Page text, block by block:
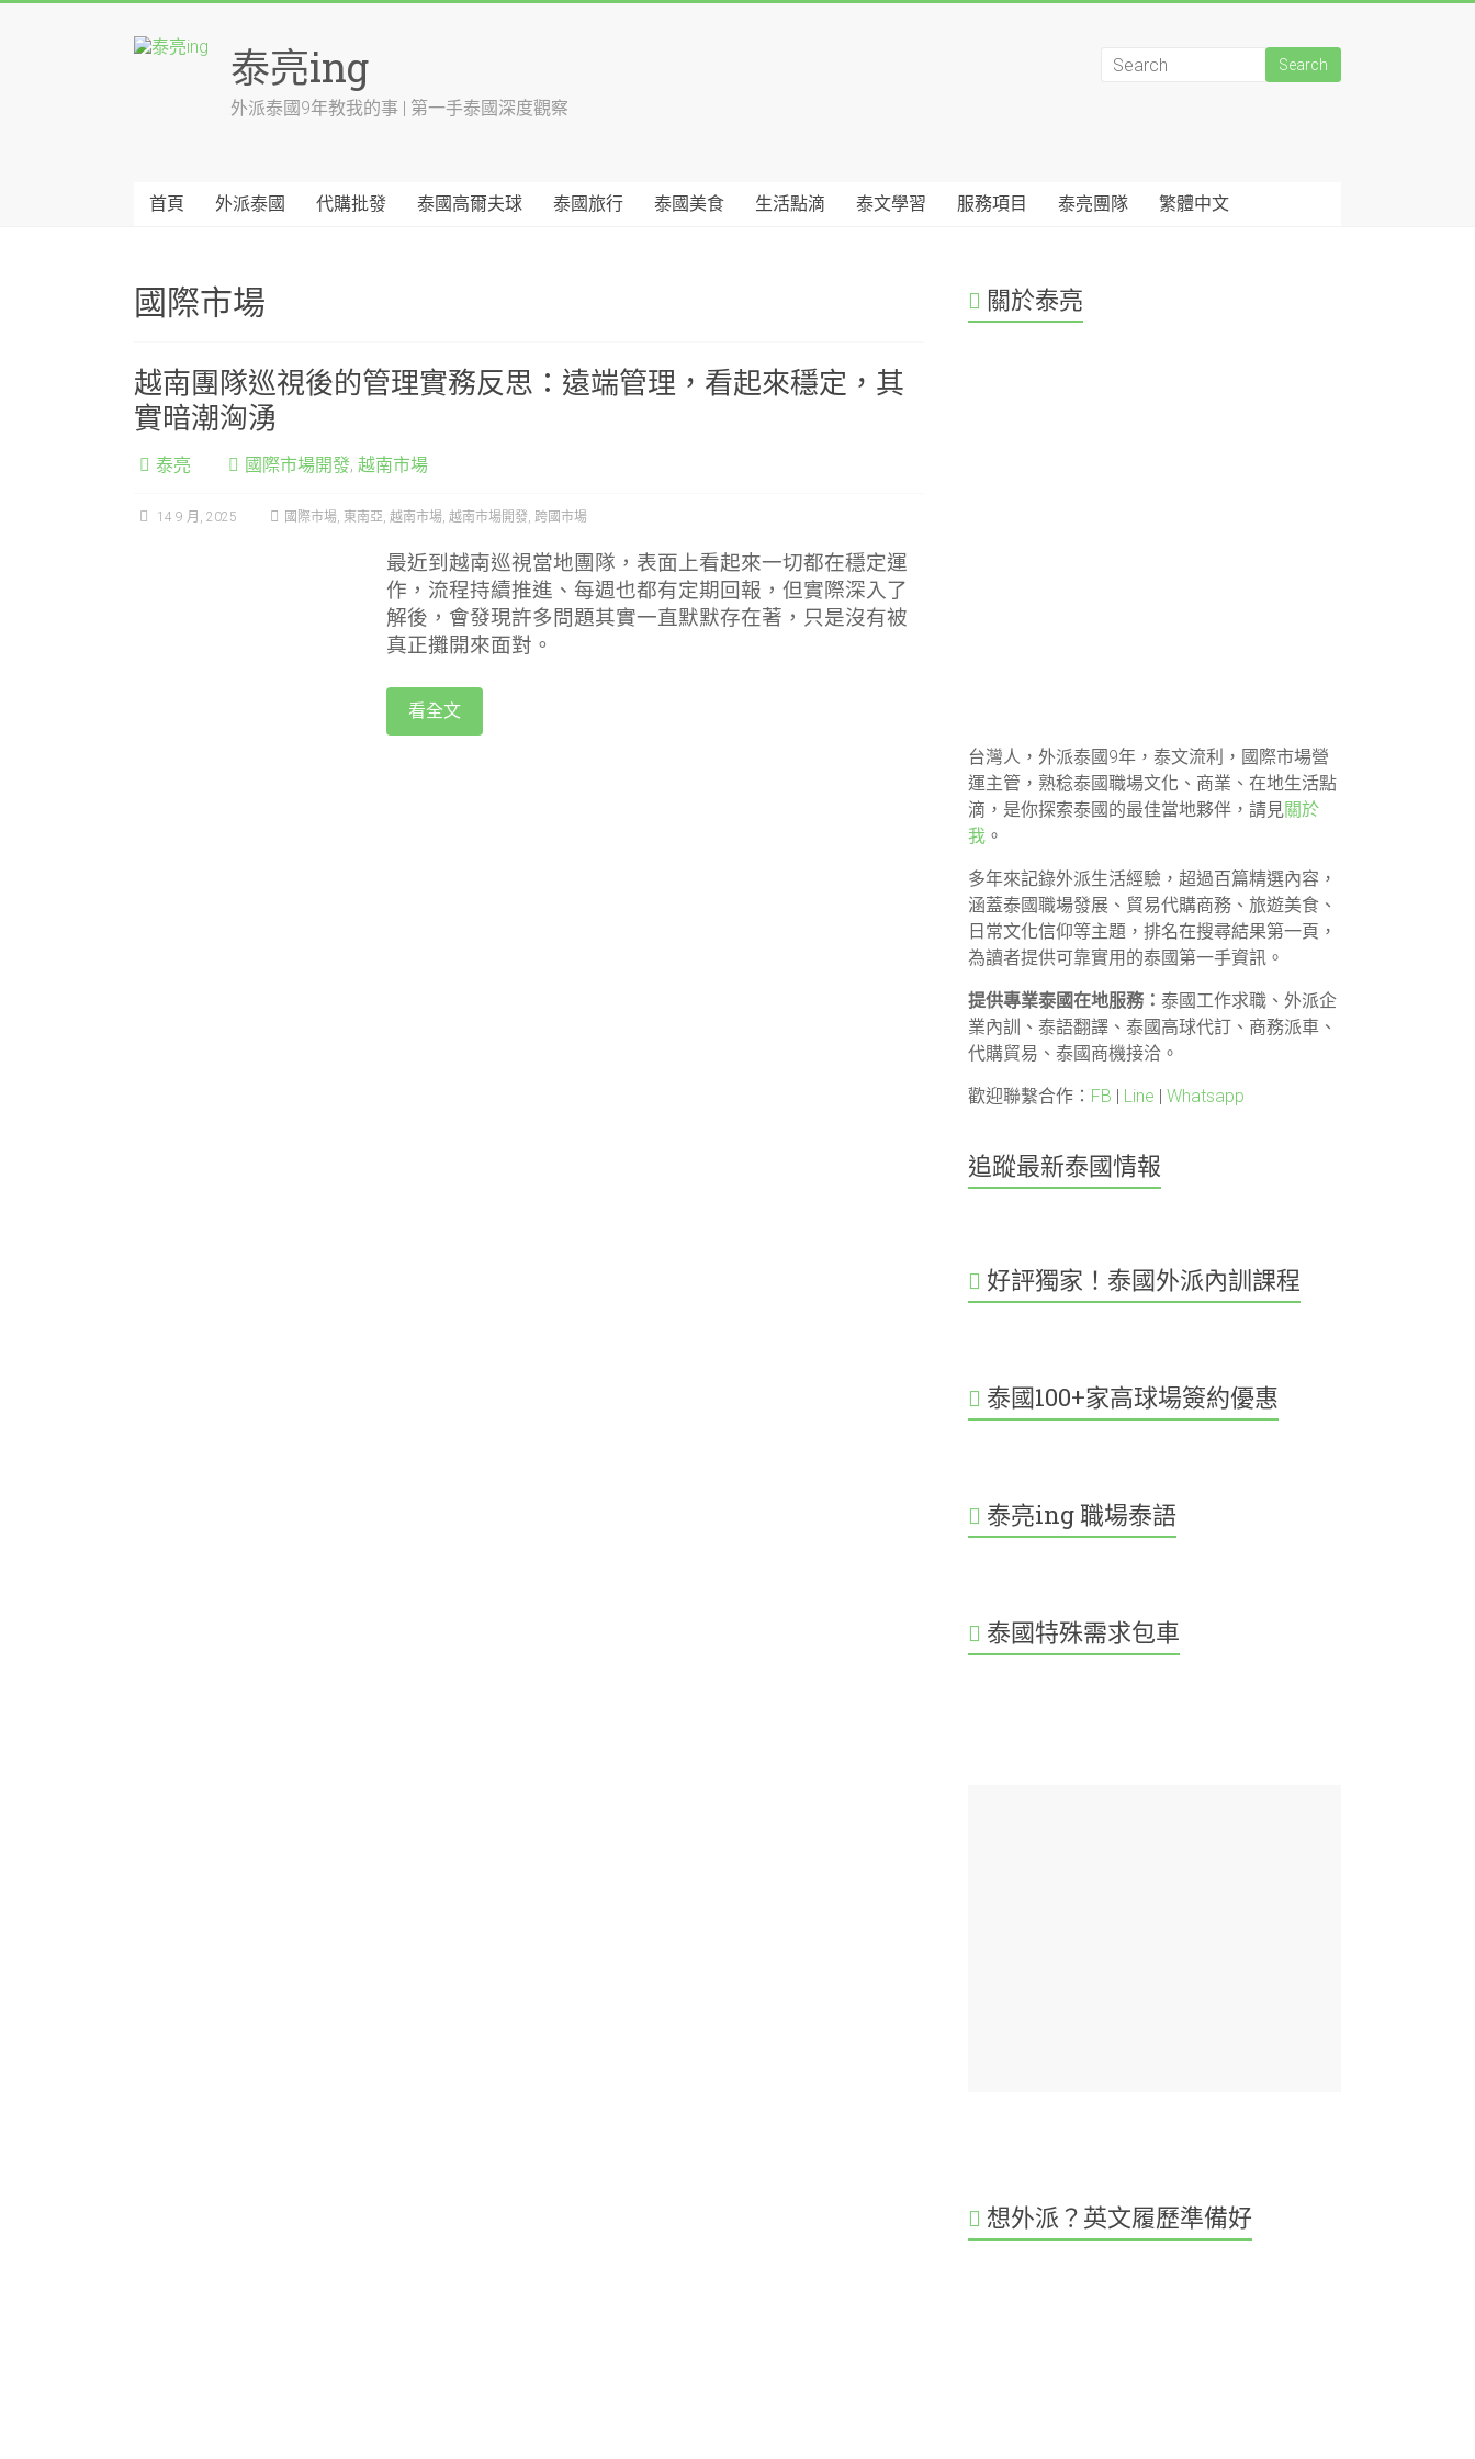
泰亮ing
外派泰國9年教我的事 | 第一手泰國深度觀察
首頁 外派泰國 代購批發 泰國高爾夫球 泰國旅行 泰國美食 生活點滴 泰文學習 服務項目 泰亮團隊 繁體中文
國際市場
越南團隊巡視後的管理實務反思：遠端管理，看起來穩定，其
實暗潮洶湧
泰亮 國際市場開發, 越南市場
14 9 月, 2025 國際市場, 東南亞, 越南市場, 越南市場開發, 跨國市場
最近到越南巡視當地團隊，表面上看起來一切都在穩定運
作，流程持續推進、每週也都有定期回報，但實際深入了
解後，會發現許多問題其實一直默默存在著，只是沒有被
真正攤開來面對。
看全文
關於泰亮
台灣人，外派泰國9年，泰文流利，國際市場營
運主管，熟稔泰國職場文化、商業、在地生活點
滴，是你探索泰國的最佳當地夥伴，請見關於
我 。
多年來記錄外派生活經驗，超過百篇精選內容，
涵蓋泰國職場發展、貿易代購商務、旅遊美食、
日常文化信仰等主題，排名在搜尋結果第一頁，
為讀者提供可靠實用的泰國第一手資訊。
提供專業泰國在地服務：泰國工作求職、外派企
業內訓、泰語翻譯、泰國高球代訂、商務派車、
代購貿易、泰國商機接洽。
歡迎聯繫合作： FB | Line |Whatsapp
追蹤最新泰國情報
好評獨家！泰國外派內訓課程
泰國100+家高球場簽約優惠
泰亮ing 職場泰語
泰國特殊需求包車
想外派？英文履歷準備好